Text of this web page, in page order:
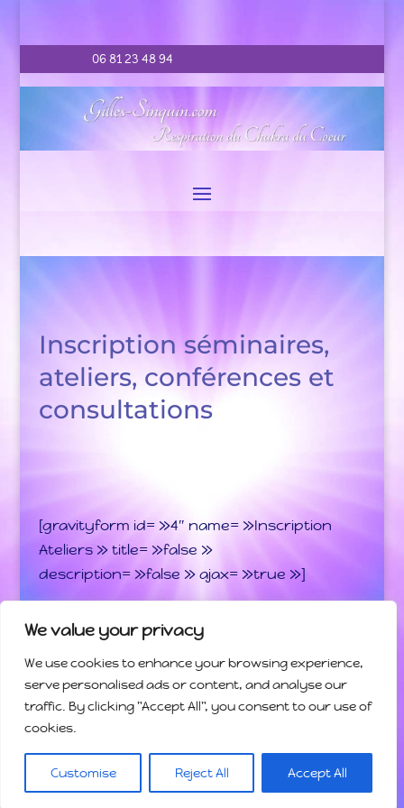
We value your privacy
We use cookies to enhance your browsing experience,
serve personalised ads or content, and analyse our
traffic. By clicking "Accept All", you consent to our use of
cookies.
Customise Reject All Accept All
06 81 23 48 94
Inscription séminaires,
ateliers, conférences et
consultations
[gravityform id= »4″ name= »Inscription
Ateliers » title= »false »
description= »false » ajax= »true »]
Bienvenue
Programme des activités
Les Enseignements
Contact
- Plan du site